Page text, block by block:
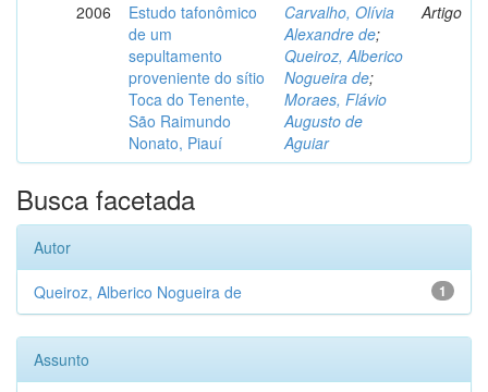
2006
Estudo tafonômico
de um
sepultamento
proveniente do sítio
Toca do Tenente,
São Raimundo
Nonato, Piauí
Carvalho, Olívia
Alexandre de;
Queiroz, Alberico
Nogueira de;
Moraes, Flávio
Augusto de
Aguiar
Artigo
Busca facetada
Autor
1
Queiroz, Alberico Nogueira de
Assunto